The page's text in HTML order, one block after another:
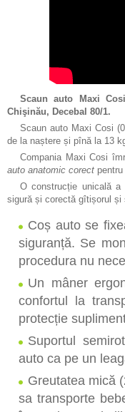
JUMPER
BABY
JUCĂRII
STERILIZATOR
SCAUNE DE
VALIZA TRUNKI
RUCSACURI
COSTUME DE
Scaun auto Maxi
Chişinău, Decebal 80/1.
Scaun auto Maxi Cosi
de la naștere și pînă la 13
Compania Maxi Cosi
auto anatomic corect
O construcție unicală a
sigură și corectă gîtișorul și
Coș auto se
siguranță. Se
procedura nu
Un mâner
confortul la
protecție
Suportul
auto ca pe un
Greutatea mică
sa transporte